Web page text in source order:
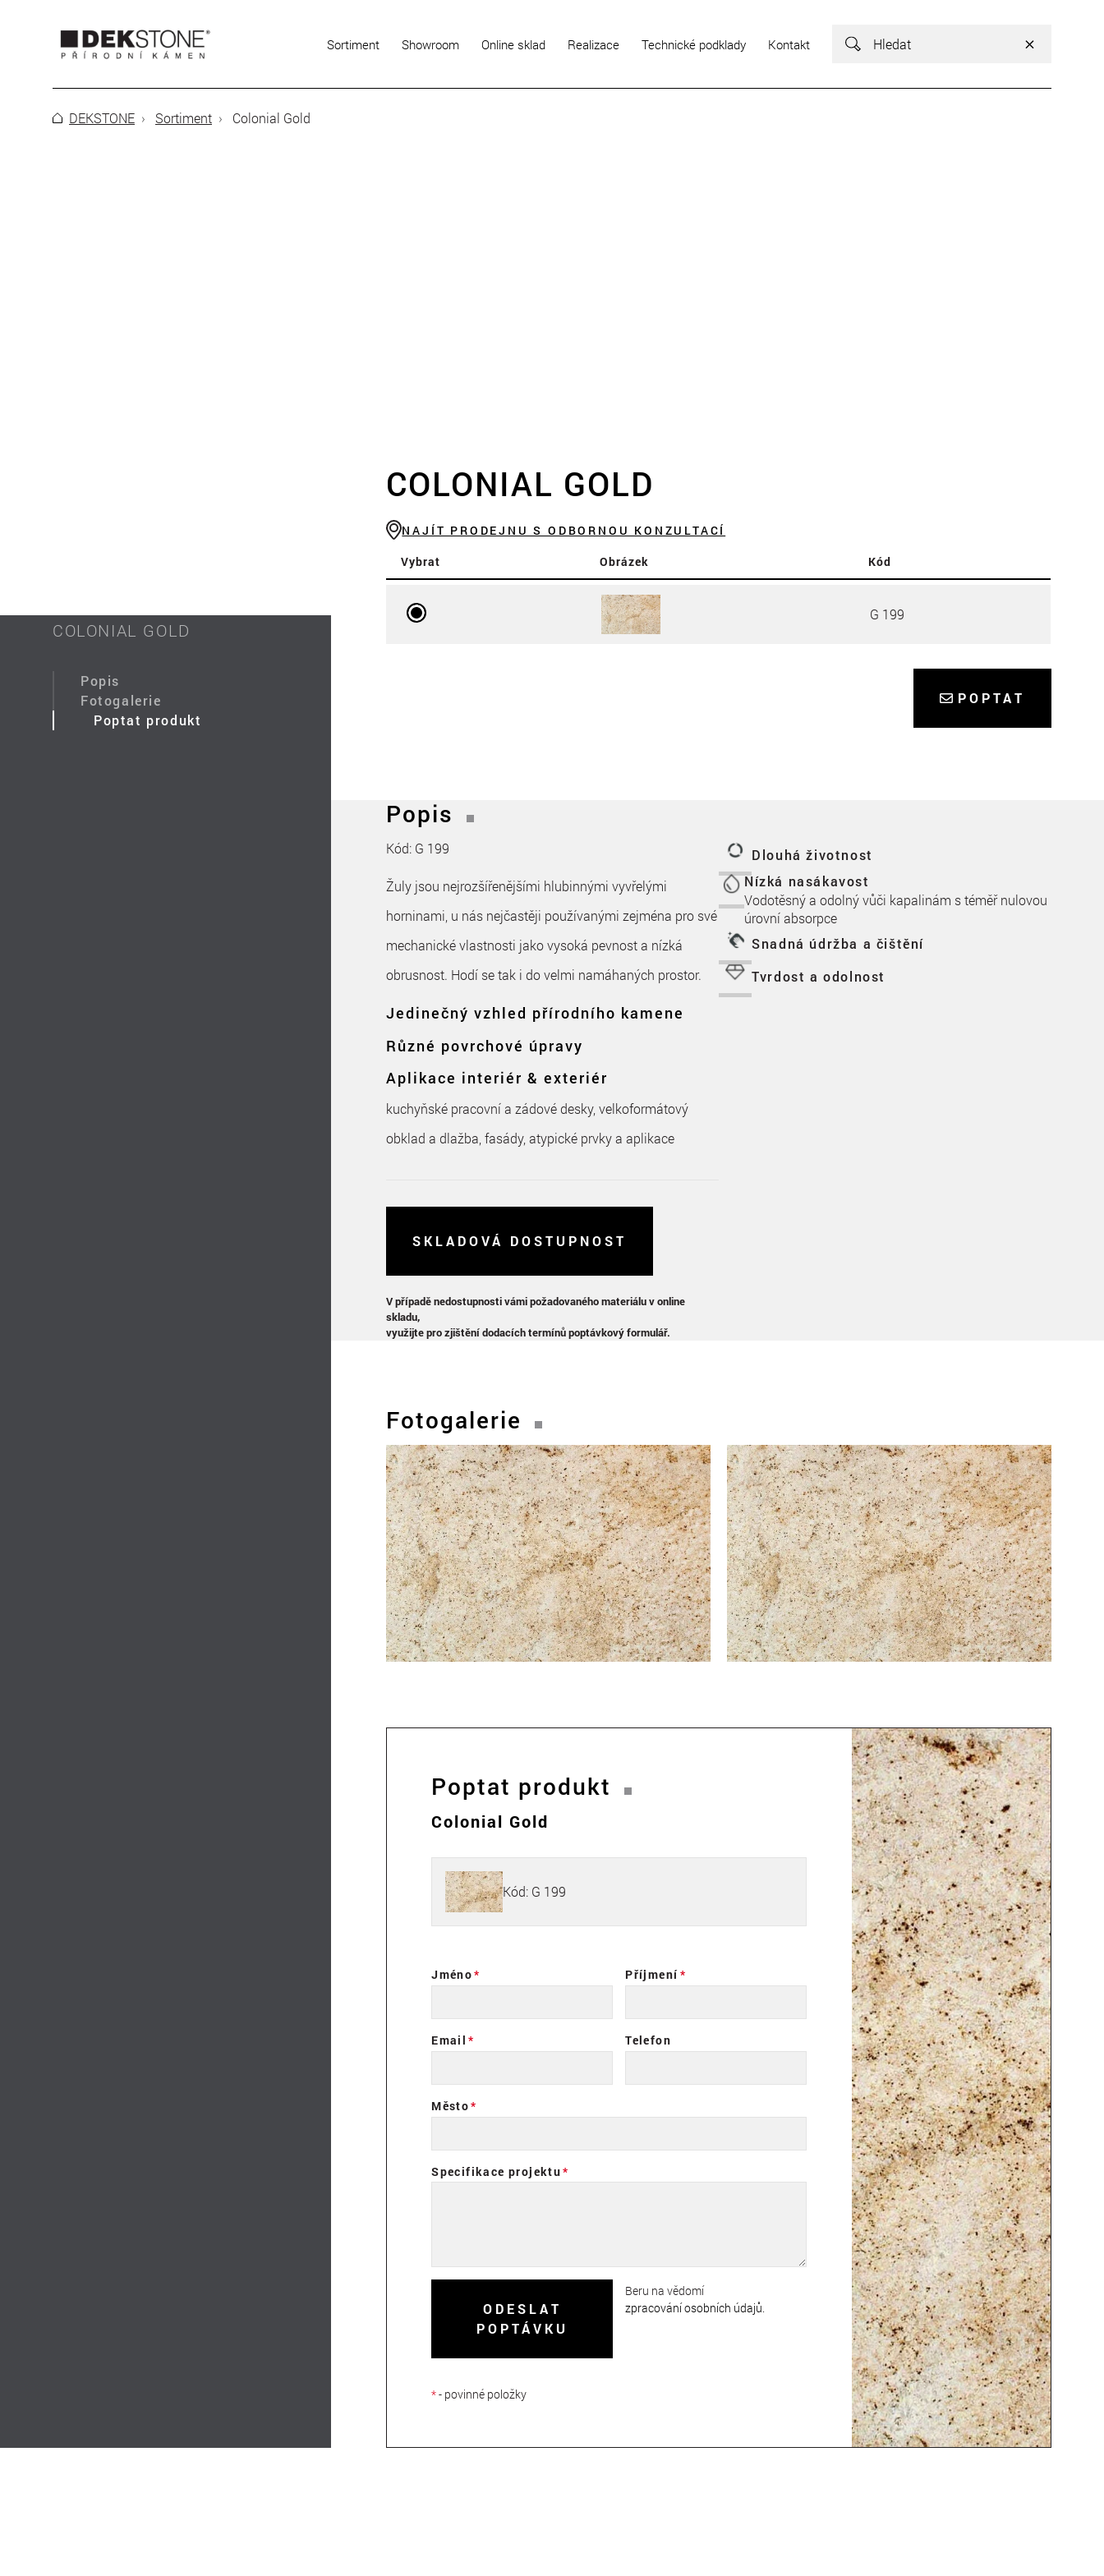
Sortiment Showroom Online sklad Realizace Technické podklady Kontakt Vyhledávání
Vyhledávání
DEKSTONE Sortiment Colonial Gold
COLONIAL GOLD
Popis
Fotogalerie
Poptat produkt
COLONIAL GOLD
NAJÍT PRODEJNU S ODBORNOU KONZULTACÍ
Vybrat Obrázek Kód
G 199
POPTAT
Popis
Kód: G 199
Žuly jsou nejrozšířenějšími hlubinnými vyvřelými
horninami, u nás nejčastěji používanými zejména pro své
mechanické vlastnosti jako vysoká pevnost a nízká
obrusnost. Hodí se tak i do velmi namáhaných prostor.
Jedinečný vzhled přírodního kamene
Různé povrchové úpravy
Aplikace interiér & exteriér
kuchyňské pracovní a zádové desky, velkoformátový
obklad a dlažba, fasády, atypické prvky a aplikace
SKLADOVÁ DOSTUPNOST
V případě nedostupnosti vámi požadovaného materiálu v online
skladu,
využijte pro zjištění dodacích termínů poptávkový formulář.
Dlouhá životnost
Nízká nasákavost
Vodotěsný a odolný vůči kapalinám s téměř nulovou
úrovní absorpce
Snadná údržba a čištění
Tvrdost a odolnost
Fotogalerie
Poptat produkt
Colonial Gold
Kód: G 199
Jméno Příjmení
Email Telefon
Město
Specifikace projektu
ODESLAT
POPTÁVKU
Beru na vědomí
zpracování osobních údajů.
*- povinné položky